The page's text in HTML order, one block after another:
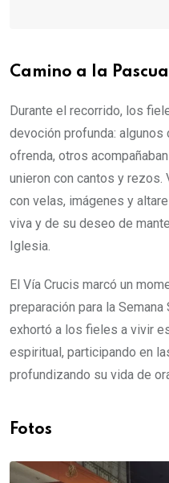
Camino a la Pascua
Durante el recorrido, los
devoción profunda:
ofrenda, otros
unieron con cantos y rezos.
con velas, imágenes y
viva y de su deseo de
Iglesia.
El Vía Crucis marcó un
preparación para la
exhortó a los fieles a vivir
espiritual, participando en
profundizando su vida de
Fotos